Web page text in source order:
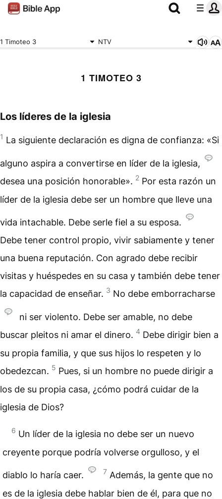
1 Timoteo 3 NTV
1 TIMOTEO 3
Los líderes de la iglesia
1 La siguiente declaración es digna de confianza: «Si
alguno aspira a convertirse en líder de la iglesia,
desea una posición honorable». 2 Por esta razón un
líder de la iglesia debe ser un hombre que lleve una
vida intachable. Debe serle fiel a su esposa.
Debe tener control propio, vivir sabiamente y tener
una buena reputación. Con agrado debe recibir
visitas y huéspedes en su casa y también debe tener
la capacidad de enseñar. 3 No debe emborracharse
ni ser violento. Debe ser amable, no debe
buscar pleitos ni amar el dinero. 4 Debe dirigir bien a
su propia familia, y que sus hijos lo respeten y lo
obedezcan. 5 Pues, si un hombre no puede dirigir a
los de su propia casa, ¿cómo podrá cuidar de la
iglesia de Dios?
6 Un líder de la iglesia no debe ser un nuevo
creyente porque podría volverse orgulloso, y el
diablo lo haría caer. 7 Además, la gente que no
es de la iglesia debe hablar bien de él, para que no